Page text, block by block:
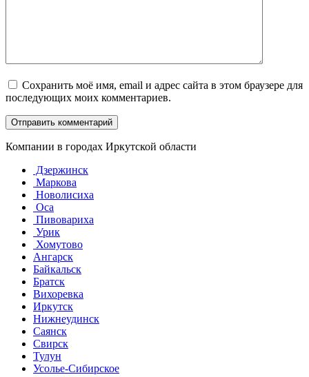
Сохранить моё имя, email и адрес сайта в этом браузере для
последующих моих комментариев.
Компании в городах Иркутской области
Дзержинск
Маркова
Новолисиха
Оса
Пивовариха
Урик
Хомутово
Ангарск
Байкальск
Братск
Вихоревка
Иркутск
Нижнеудинск
Саянск
Свирск
Тулун
Усолье-Сибирское